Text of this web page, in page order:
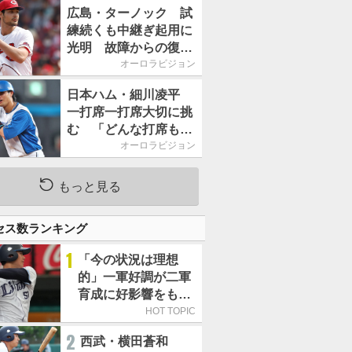
催
広島・ターノック 試
練続くも中継ぎ起用に
光明 故障からの復帰
期す／助っ人前半戦通
オーロラビジョン
日本ハム・細川凌平
一打席一打席大切に挑
む 「どんな打席も何
か意味のある打席にし
く！
オーロラビジョン
もっと見る
ス数ランキング
1
「今の状況は理想
的」一軍好調が二軍
育成に好影響をもた
らす西武 象徴は高
HOT TOPIC
2 西武・横田蒼和